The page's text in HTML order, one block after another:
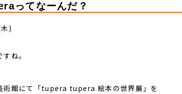
ってなーんだ？
)
ね。
術館にて「tupera tupera 絵本の世界展」を